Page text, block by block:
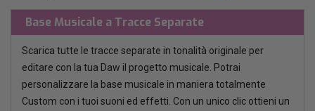
Base Musicale a Tracce Separate
Scarica tutte le tracce separate in tonalità originale per
editare con la tua Daw il progetto musicale. Potrai
personalizzare la base musicale in maniera totalmente
Custom con i tuoi suoni ed effetti. Con un unico clic ottieni un